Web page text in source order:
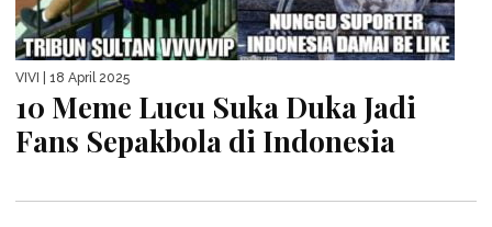
VIVI | 18 April 2025
10 Meme Lucu Suka Duka Jadi
Fans Sepakbola di Indonesia